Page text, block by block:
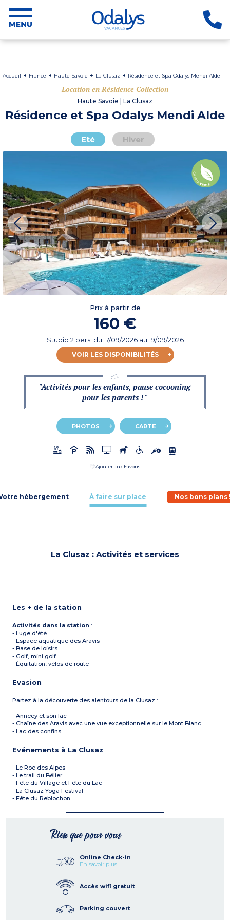
Accueil France Haute Savoie La Clusaz Résidence et Spa Odalys Mendi Alde
Location en Résidence Collection
Haute Savoie | La Clusaz
Résidence et Spa Odalys Mendi Alde
Eté Hiver
Prix à partir de
160 €
Studio 2 pers. du17/09/2026au 19/09/2026
VOIR LES DISPONIBILITÉS
"Activités pour les enfants, pause cocooning
pour les parents ! "
PHOTOS CARTE
Ajouter aux Favoris
hébergement À faire sur place Nos bons plans
La Clusaz : Activités et services
Les + de la station
Activités dans la station :
- Luge d'été
- Espace aquatique des Aravis
- Base de loisirs
- Golf, mini golf
- Équitation, vélos de route
Evasion
Partez à la découverte des alentours de la Clusaz :
- Annecy et son lac
- Chaîne des Aravis avec une vue exceptionnelle sur le Mont Blanc
- Lac des confins
Evénements à La Clusaz
- Le Roc des Alpes
- Le trail du Bélier
- Fête du Village et Fête du Lac
- La Clusaz Yoga Festival
- Fête du Reblochon
Rien que pour vous
Online Check-in
En savoir plus
Accès wifi gratuit
Parking couvert